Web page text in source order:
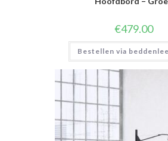
€479.00
Bestellen via